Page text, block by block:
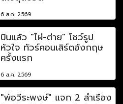
6 ส.ค. 2569
บินแล้ว "ไผ่-ต่าย" โชว์รูป
หัวใจ ทัวร์คอนเสิร์ตอังกฤษ
ครั้งแรก
6 ส.ค. 2569
"พ่อวีระพงษ์" แจก 2 ลำเรื่อง